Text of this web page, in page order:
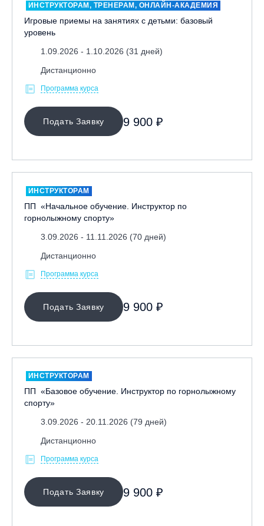
ИНСТРУКТОРАМ, ТРЕНЕРАМ, ОНЛАЙН-АКАДЕМИЯ
Игровые приемы на занятиях с детьми: базовый
уровень
1.09.2026 - 1.10.2026 (31 дней)
Дистанционно
Программа курса
Подать Заявку 9 900 ₽
ИНСТРУКТОРАМ
ПП «Начальное обучение. Инструктор по
горнолыжному спорту»
3.09.2026 - 11.11.2026 (70 дней)
Дистанционно
Программа курса
Подать Заявку 9 900 ₽
ИНСТРУКТОРАМ
ПП «Базовое обучение. Инструктор по горнолыжному
спорту»
3.09.2026 - 20.11.2026 (79 дней)
Дистанционно
Программа курса
Подать Заявку 9 900 ₽